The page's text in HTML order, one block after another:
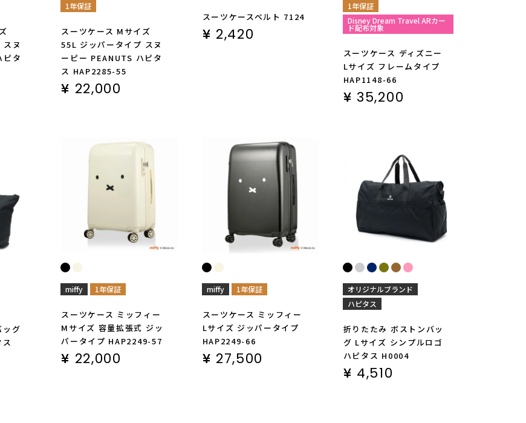
ヌ
ピタ
1年保証
スーツケース Mサイズ
55L ジッパータイプ スヌ
ーピー PEANUTS ハピタ
ス HAP2285-55
¥ 22,000
スーツケースベルト 7124
¥ 2,420
1年保証
Disney Dream Travel ARカー
ド配布対象
スーツケース ディズニー
Lサイズ フレームタイプ
HAP1148-66
¥ 35,200
ッグ
miffy 1年保証
スーツケース ミッフィー
Mサイズ 容量拡張式 ジッ
パータイプ HAP2249-57
¥ 22,000
miffy 1年保証
スーツケース ミッフィー
Lサイズ ジッパータイプ
HAP2249-66
¥ 27,500
オリジナルブランド
ハピタス
折りたたみ ボストンバッ
グ Lサイズ シンプルロゴ
ハピタス H0004
¥ 4,510